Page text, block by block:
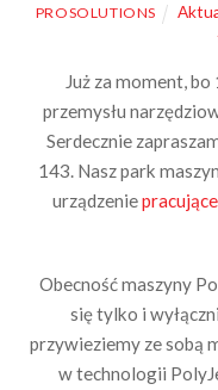
PROSOLUTIONS
Już za moment,
przemysłu
Serdecznie
143. Nasz park
urządzenie
Obecność maszyny
się tylko i
przywieziemy ze sobą
w technologii